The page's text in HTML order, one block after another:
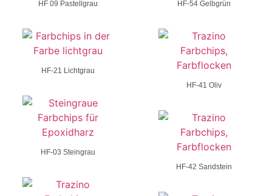
HF 09 Pastellgrau
HF-21 Lichtgrau
HF-03 Steingrau
HF-54 Gelbgrün
HF-41 Oliv
HF-42 Sandstein